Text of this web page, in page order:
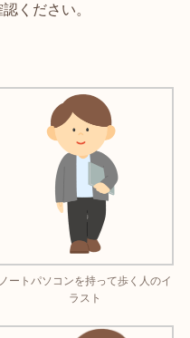
ください。
ノートパソコンを持って歩く人のイ
ラスト